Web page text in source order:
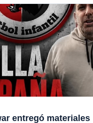
entregó materiales